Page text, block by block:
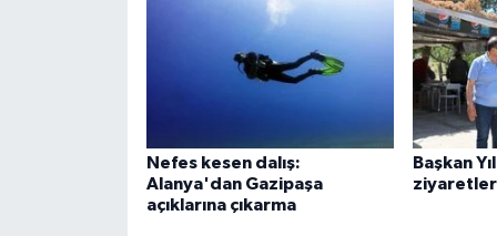
Nefes kesen dalış:
Alanya'dan Gazipaşa
açıklarına çıkarma
Başkan